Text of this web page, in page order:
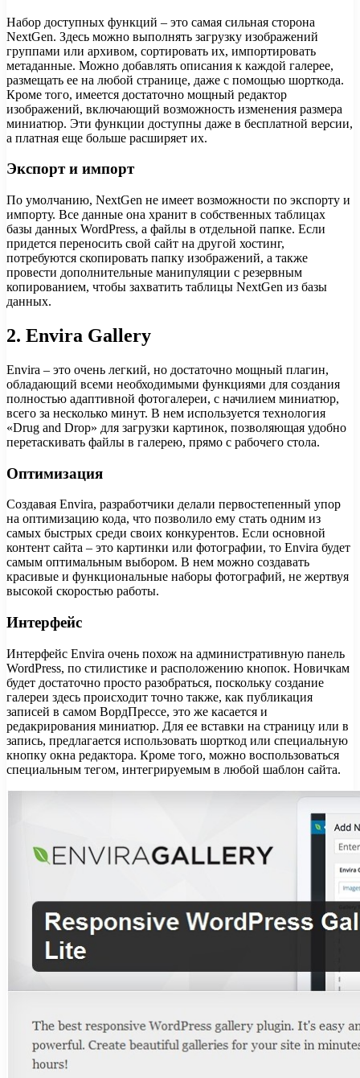
Набор доступных функций – это самая сильная сторона
NextGen. Здесь можно выполнять загрузку изображений
группами или архивом, сортировать их, импортировать
метаданные. Можно добавлять описания к каждой галерее,
размещать ее на любой странице, даже с помощью шорткода.
Кроме того, имеется достаточно мощный редактор
изображений, включающий возможность изменения размера
миниатюр. Эти функции доступны даже в бесплатной версии,
а платная еще больше расширяет их.
Экспорт и импорт
По умолчанию, NextGen не имеет возможности по экспорту и
импорту. Все данные она хранит в собственных таблицах
базы данных WordPress, а файлы в отдельной папке. Если
придется переносить свой сайт на другой хостинг,
потребуются скопировать папку изображений, а также
провести дополнительные манипуляции с резервным
копированием, чтобы захватить таблицы NextGen из базы
данных.
2. Envira Gallery
Envira – это очень легкий, но достаточно мощный плагин,
обладающий всеми необходимыми функциями для создания
полностью адаптивной фотогалереи, с начилием миниатюр,
всего за несколько минут. В нем используется технология
«Drug and Drop» для загрузки картинок, позволяющая удобно
перетаскивать файлы в галерею, прямо с рабочего стола.
Оптимизация
Создавая Envira, разработчики делали первостепенный упор
на оптимизацию кода, что позволило ему стать одним из
самых быстрых среди своих конкурентов. Если основной
контент сайта – это картинки или фотографии, то Envira будет
самым оптимальным выбором. В нем можно создавать
красивые и функциональные наборы фотографий, не жертвуя
высокой скоростью работы.
Интерфейс
Интерфейс Envira очень похож на административную панель
WordPress, по стилистике и расположению кнопок. Новичкам
будет достаточно просто разобраться, поскольку создание
галереи здесь происходит точно также, как публикация
записей в самом ВордПрессе, это же касается и
редакрирования миниатюр. Для ее вставки на страницу или в
запись, предлагается использовать шорткод или специальную
кнопку окна редактора. Кроме того, можно воспользоваться
специальным тегом, интегрируемым в любой шаблон сайта.